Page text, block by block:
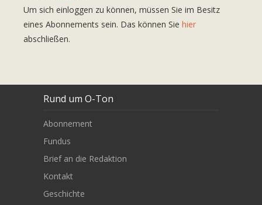
Um sich einloggen zu können, müssen Sie im Besitz
eines Abonnements sein. Das können Sie hier
abschließen.
Rund um O-Ton
Abonnement
Fundus
Brief an die Redaktion
Kontakt
Geschichte